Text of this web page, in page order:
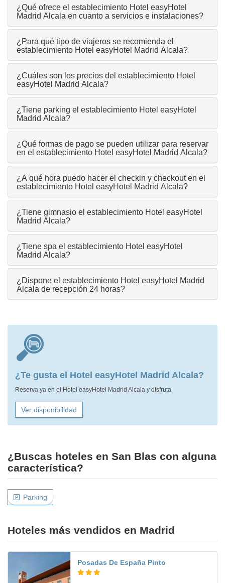
¿Qué ofrece el establecimiento Hotel easyHotel
Madrid Alcala en cuanto a servicios e instalaciones?
¿Para qué tipo de viajeros se recomienda el
establecimiento Hotel easyHotel Madrid Alcala?
¿Cuáles son los precios del establecimiento Hotel
easyHotel Madrid Alcala?
¿Tiene parking el establecimiento Hotel easyHotel
Madrid Alcala?
¿Qué formas de pago se pueden utilizar para reservar
en el establecimiento Hotel easyHotel Madrid Alcala?
¿A qué hora puedo hacer el checkin y checkout en el
establecimiento Hotel easyHotel Madrid Alcala?
¿Tiene gimnasio el establecimiento Hotel easyHotel
Madrid Alcala?
¿Tiene spa el establecimiento Hotel easyHotel
Madrid Alcala?
¿Dispone el establecimiento Hotel easyHotel Madrid
Alcala de recepción 24 horas?
¿Te gusta el Hotel easyHotel Madrid Alcala?
Reserva ya en el Hotel easyHotel Madrid Alcala y disfruta
Ver disponibilidad
¿Buscas hoteles en San Blas con alguna
característica?
Parking
Hoteles más vendidos en Madrid
Posadas De España Pinto